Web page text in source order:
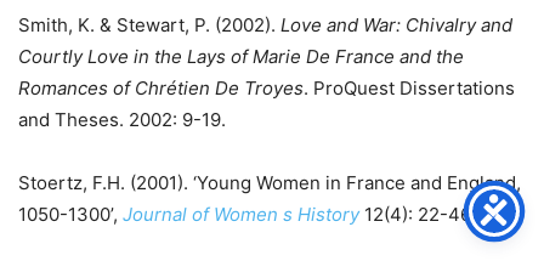
Smith, K. & Stewart, P. (2002). Love and War: Chivalry and
Courtly Love in the Lays of Marie De France and the
Romances of Chrétien De Troyes. ProQuest Dissertations
and Theses. 2002: 9-19.
Stoertz, F.H. (2001). ‘Young Women in France and England,
1050-1300’, Journal of Women s History12(4): 22-46.